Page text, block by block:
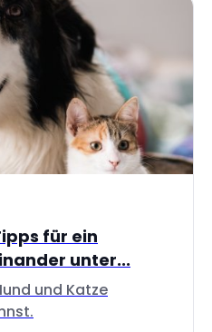
für ein
unter...
und Katze